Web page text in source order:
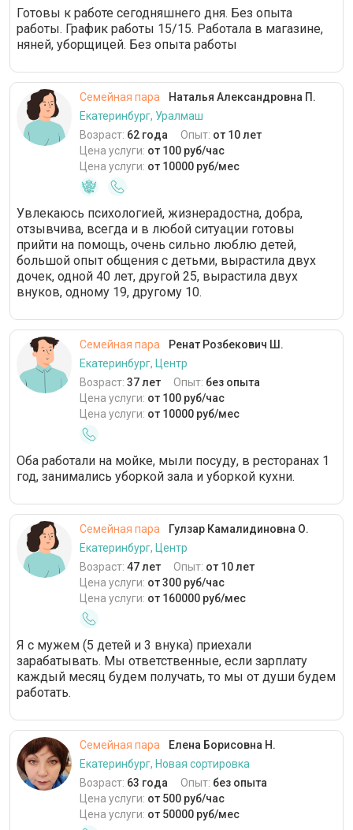
Готовы к работе сегодняшнего дня. Без опыта
работы. График работы 15/15. Работала в магазине,
няней, уборщицей. Без опыта работы
Семейная пара
Наталья Александровна П.
Екатеринбург, Уралмаш
Возраст: 62 года Опыт: от 10 лет
Цена услуги: от 100 руб/час
Цена услуги: от 10000 руб/мес
Увлекаюсь психологией, жизнерадостна, добра,
отзывчива, всегда и в любой ситуации готовы
прийти на помощь, очень сильно люблю детей,
большой опыт общения с детьми, вырастила двух
дочек, одной 40 лет, другой 25, вырастила двух
внуков, одному 19, другому 10.
Семейная пара
Ренат Розбекович Ш.
Екатеринбург, Центр
Возраст: 37 лет Опыт: без опыта
Цена услуги: от 100 руб/час
Цена услуги: от 10000 руб/мес
Оба работали на мойке, мыли посуду, в ресторанах 1
год, занимались уборкой зала и уборкой кухни.
Семейная пара
Гулзар Камалидиновна О.
Екатеринбург, Центр
Возраст: 47 лет Опыт: от 10 лет
Цена услуги: от 300 руб/час
Цена услуги: от 160000 руб/мес
Я с мужем (5 детей и 3 внука) приехали
зарабатывать. Мы ответственные, если зарплату
каждый месяц будем получать, то мы от души будем
работать.
Семейная пара
Елена Борисовна Н.
Екатеринбург, Новая сортировка
Возраст: 63 года Опыт: без опыта
Цена услуги: от 500 руб/час
Цена услуги: от 50000 руб/мес